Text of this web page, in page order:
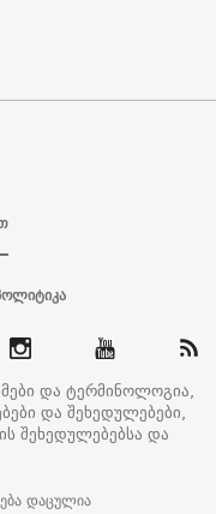
და ტერმინოლოგია,
და შეხედულებები,
შეხედულებებსა და
დაცულია